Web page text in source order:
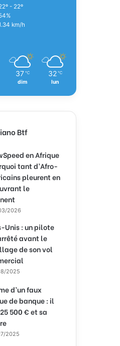
- 22º
km/h
37 ℃
dim
32 ℃
lun
Btf
en Afrique
tant d’Afro-
pleurent en
le
2026
Unis : un pilote
avant le
de son vol
2025
d’un faux
de banque : il
500 € et sa
2025